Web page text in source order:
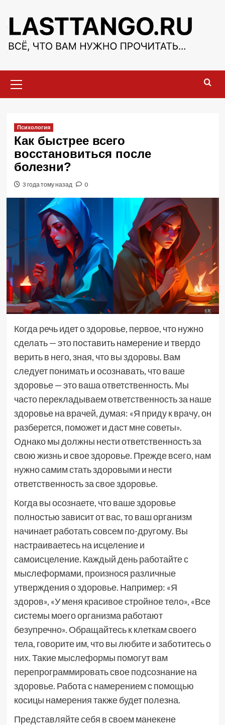
содержимому
меню
Психология
Как быстрее всего
восстановиться после
болезни?
3 года тому назад 0
Когда речь идет о здоровье, первое, что нужно
сделать — это поставить намерение и твердо
верить в него, зная, что вы здоровы. Вам
следует понимать и осознавать, что ваше
здоровье — это ваша ответственность. Мы
часто перекладываем ответственность за наше
здоровье на врачей, думая: «Я приду к врачу, он
разберется, поможет и даст мне советы».
Однако мы должны нести ответственность за
свою жизнь и свое здоровье. Прежде всего, нам
нужно самим стать здоровыми и нести
ответственность за свое здоровье.
Когда вы осознаете, что ваше здоровье
полностью зависит от вас, то ваш организм
начинает работать совсем по-другому. Вы
настраиваетесь на исцеление и
самоисцеление. Каждый день работайте с
мыслеформами, произнося различные
утверждения о здоровье. Например: «Я
здоров», «У меня красивое стройное тело», «Все
системы моего организма работают
безупречно». Обращайтесь к клеткам своего
тела, говорите им, что вы любите и заботитесь о
них. Такие мыслеформы помогут вам
перепрограммировать свое подсознание на
здоровье. Работа с намерением с помощью
косицы намерения также будет полезна.
Представляйте себя в своем манекене